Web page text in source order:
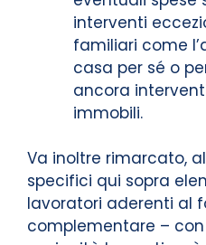
interventi
familiari come
casa per sé o
ancora
immobili.
Va inoltre rimarcato,
specifici qui sopra
lavoratori aderenti al
complementare –